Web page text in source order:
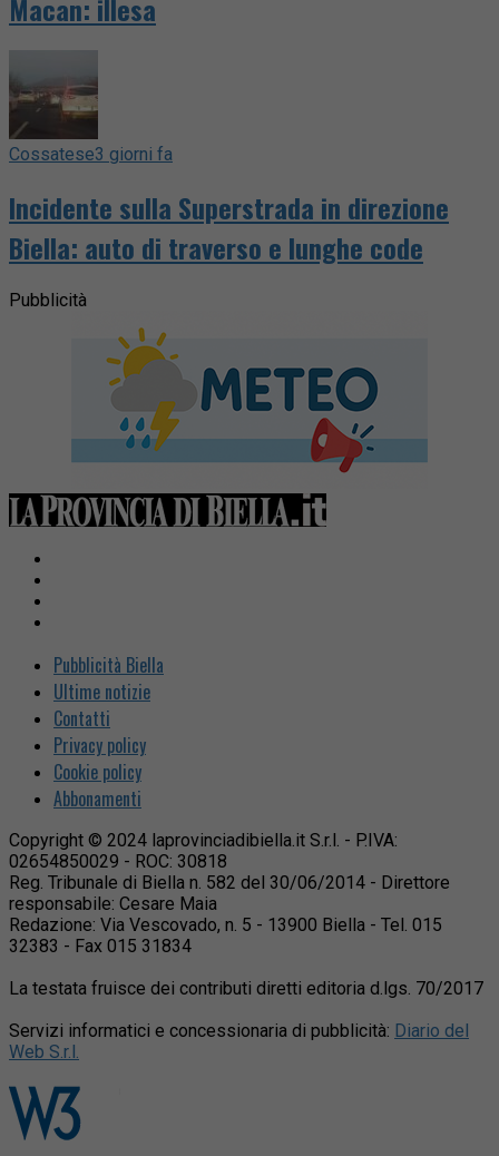
Macan: illesa
Cossatese3 giorni fa
Incidente sulla Superstrada in direzione
Biella: auto di traverso e lunghe code
Pubblicità
Pubblicità Biella
Ultime notizie
Contatti
Privacy policy
Cookie policy
Abbonamenti
Copyright © 2024 laprovinciadibiella.it S.r.l. - P.IVA:
02654850029 - ROC: 30818
Reg. Tribunale di Biella n. 582 del 30/06/2014 - Direttore
responsabile: Cesare Maia
Redazione: Via Vescovado, n. 5 - 13900 Biella - Tel. 015
32383 - Fax 015 31834
La testata fruisce dei contributi diretti editoria d.lgs. 70/2017
Servizi informatici e concessionaria di pubblicità: Diario del
Web S.r.l.